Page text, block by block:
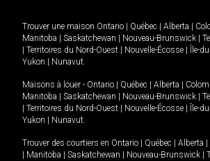
Trouver une maison Ontario Québec Alberta
Manitoba
Saskatchewan Nouveau-Brunswick
Territoires du Nord-Ouest Nouvelle-Écosse Île-
Yukon
Nunavut.
Maisons à louer - Ontario Québec Alberta
Manitoba
Saskatchewan Nouveau-Brunswick
Territoires du Nord-Ouest Nouvelle-Écosse Île-
Yukon
Nunavut.
Trouver des courtiers en Ontario Québec Alberta
Manitoba Saskatchewan Nouveau-Brunswick